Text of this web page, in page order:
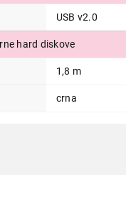
USB v2.0
hard diskove
1,8 m
crna
300,00